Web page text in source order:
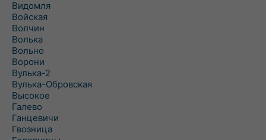
Видомля
Войская
Волчин
Волька
Вольно
Ворони
Вулька-2
Вулька-Обровская
Высокое
Галево
Ганцевичи
Гвозница